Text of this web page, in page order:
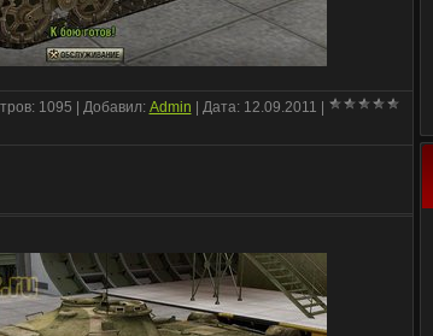
1095 | Добавил: Admin | Дата: 12.09.2011